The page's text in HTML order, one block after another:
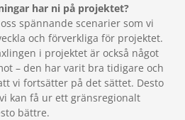
har ni på projektet?
spännande scenarier som vi
och förverkliga för projektet.
i projektet är också något
– den har varit bra tidigare och
vi fortsätter på det sättet. Desto
kan få ur ett gränsregionalt
bättre.